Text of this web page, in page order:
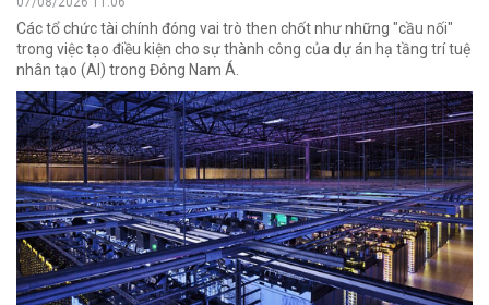
Các tổ chức tài chính đóng vai trò then chốt như những "cầu nối"
trong việc tạo điều kiện cho sự thành công của dự án hạ tầng trí tuệ
nhân tạo (AI) trong Đông Nam Á.